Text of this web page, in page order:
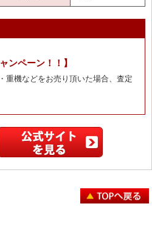
ンペーン！！】
重機などをお売り頂いた場合、査定